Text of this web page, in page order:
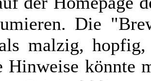
Die
malzig,
Hinweise könnte